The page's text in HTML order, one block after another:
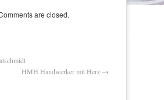
are closed.
HMH Handwerker mit Herz →